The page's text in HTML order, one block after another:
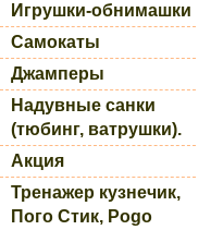
Игрушки-обнимашки
Самокаты
Джамперы
Надувные санки
(тюбинг, ватрушки).
Акция
Тренажер кузнечик,
Пого Стик, Pogo